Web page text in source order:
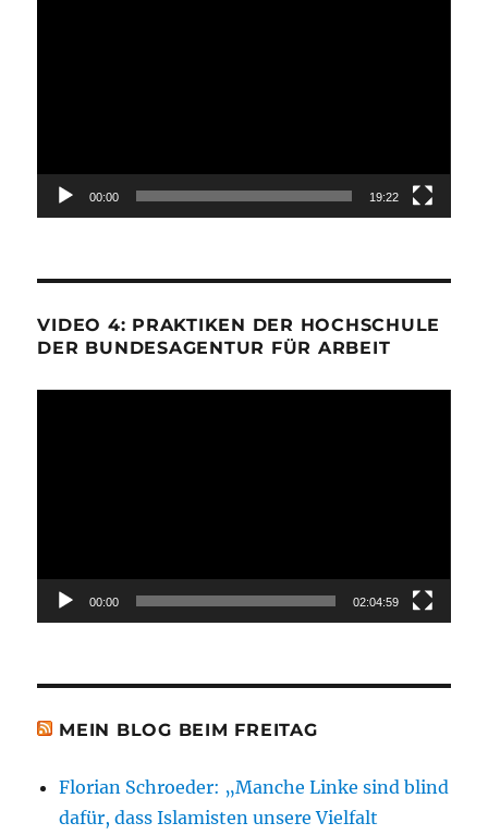
00:00 19:22
VIDEO 4: PRAKTIKEN DER HOCHSCHULE
DER BUNDESAGENTUR FÜR ARBEIT
00:00 02:04:59
MEIN BLOG BEIM FREITAG
Florian Schroeder: „Manche Linke sind blind
dafür, dass Islamisten unsere Vielfalt